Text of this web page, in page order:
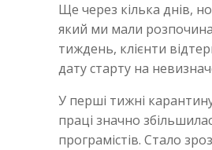
Ще через кілька днів,
який ми мали
тиждень, клієнти
дату старту на
У перші тижні
праці значно
програмістів. Стало